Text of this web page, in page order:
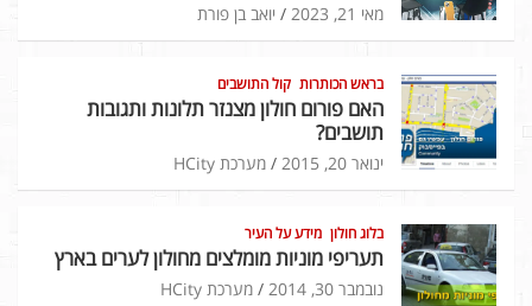
מאי 21, 2023 יואב בן פורת
בראש הכותרות קול התושבים
האם פורום חולון מצנזר תלונות ותגובות
תושבים?
ינואר 20, 2015 מערכת HCity
בלוג חולון מידע על העיר
תעריפי מוניות מומלצים מחולון לערים בארץ
נובמבר 30, 2014 מערכת HCity